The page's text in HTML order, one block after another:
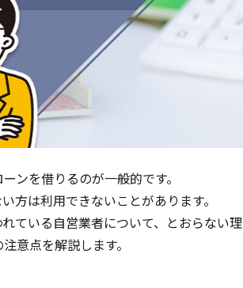
ンを借りるのが一般的です。
方は利用できないことがあります。
ている自営業者について、とおらない理
意点を解説します。